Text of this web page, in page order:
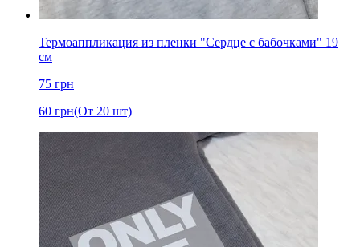
Термоаппликация из пленки "Сердце с бабочками" 19
см
75 грн
60 грн(От 20 шт)